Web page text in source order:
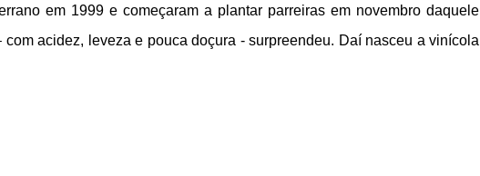
em 1999 e começaram a plantar parreiras em novembro daquele
acidez, leveza e pouca doçura - surpreendeu. Daí nasceu a vinícola